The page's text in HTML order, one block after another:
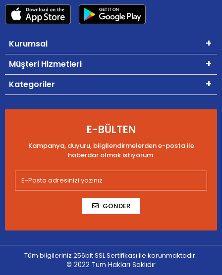
Kurumsal
Müşteri Hizmetleri
Kategoriler
E-BÜLTEN
Kampanya, duyuru, bilgilendirmelerden e-posta ile
haberdar olmak istiyorum.
GÖNDER
Tüm bilgileriniz 256bit SSL Sertifikası ile korunmaktadır.
© 2022 Tüm Hakları Saklıdır